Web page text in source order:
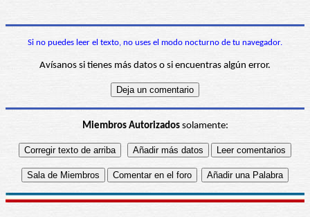
Si no puedes leer el texto, no uses el modo nocturno de tu navegador.
Avísanos si tienes más datos o si encuentras algún error.
Miembros Autorizadossolamente: